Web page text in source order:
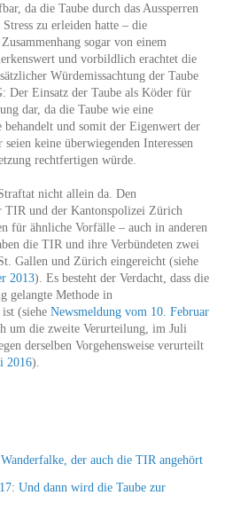
da die Taube durch das Aussperren
zu erleiden hatte – die
sogar von einem
und vorbildlich erachtet die
Würdemissachtung der Taube
Der Einsatz der Taube als Köder für
dar, da die Taube wie eine
behandelt und somit der Eigenwert der
keine überwiegenden Interessen
rechtfertigen würde.
nicht allein da. Den
TIR und der Kantonspolizei Zürich
für ähnliche Vorfälle – auch in anderen
die TIR und ihre Verbündeten zwei
Gallen und Zürich eingereicht (siehe
2013). Es besteht der Verdacht, dass die
gelangte Methode in
(siehe Newsmeldung vom 10. Februar
um die zweite Verurteilung, im Juli
derselben Vorgehensweise verurteilt
2016).
der auch die TIR angehört
Und dann wird die Taube zur